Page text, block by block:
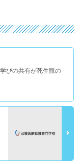
びの共有が死生観の